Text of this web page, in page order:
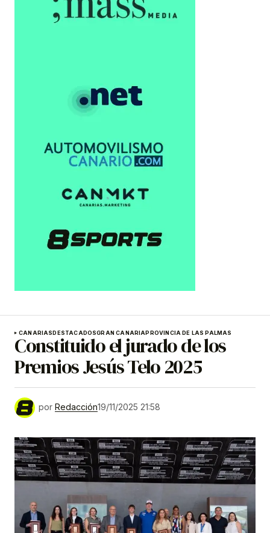
CANARIAS DESTACADOSGRAN CANARIAPROVINCIA DE LAS PALMAS
Constituido el jurado de los
Premios Jesús Telo 2025
por Redacción19/11/2025 21:58